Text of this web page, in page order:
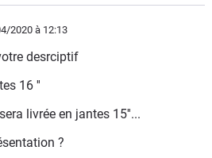
2020 à 12:13
desrciptif
16 ''
livrée en jantes 15''...
?